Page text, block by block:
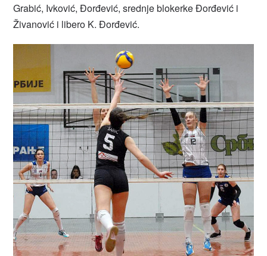
Grabić, Ivković, Đorđević, srednje blokerke Đorđević i
Živanović i libero K. Đorđević.